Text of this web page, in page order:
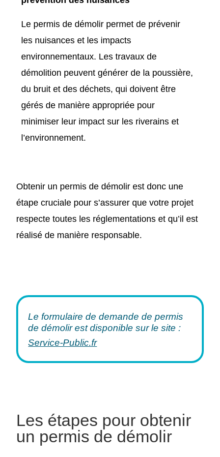
Le permis de démolir permet de prévenir
les nuisances et les impacts
environnementaux. Les travaux de
démolition peuvent générer de la poussière,
du bruit et des déchets, qui doivent être
gérés de manière appropriée pour
minimiser leur impact sur les riverains et
l’environnement.
Obtenir un permis de démolir est donc une
étape cruciale pour s’assurer que votre projet
respecte toutes les réglementations et qu’il est
réalisé de manière responsable.
Le formulaire de demande de permis
de démolir est disponible sur le site :
Service-Public.fr
Les étapes pour obtenir
un permis de démolir